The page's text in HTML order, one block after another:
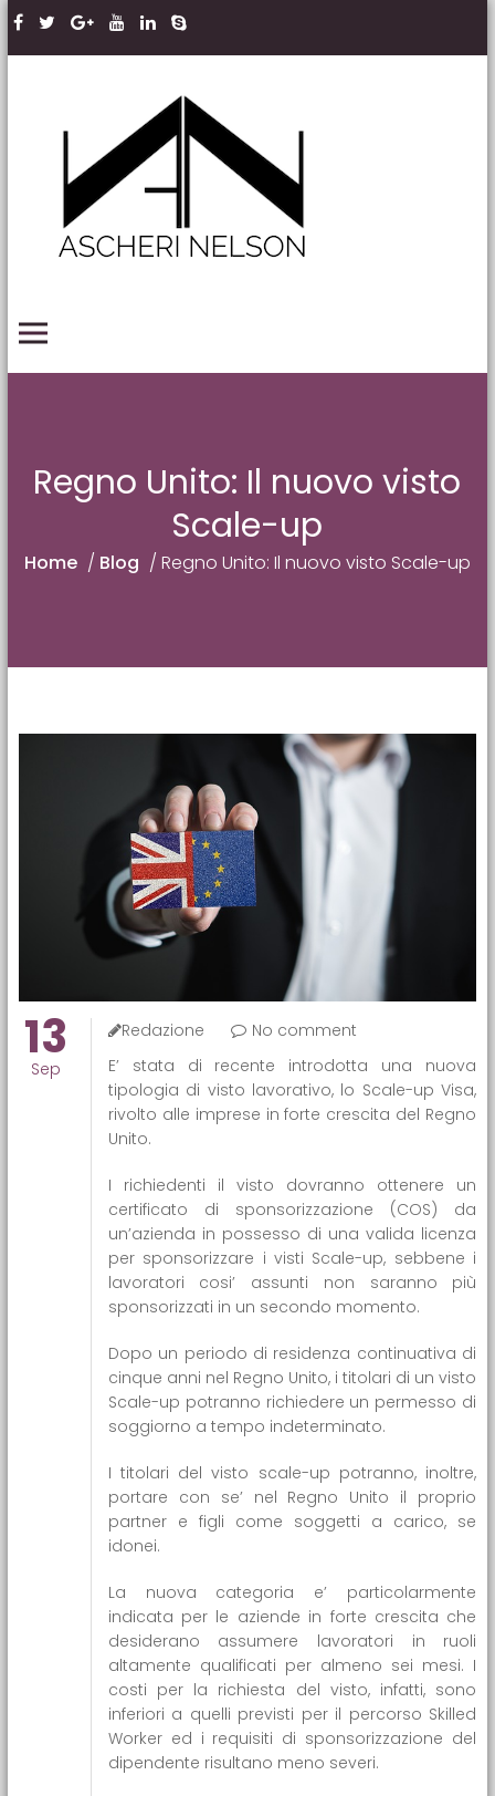
Skip to content
Regno Unito: Il nuovo visto
Scale-up
Home / Blog / Regno Unito: Il nuovo visto Scale-up
13
Sep
Redazione
No comment
E’ stata di recente introdotta una nuova
tipologia di visto lavorativo, lo Scale-up Visa,
rivolto alle imprese in forte crescita del Regno
Unito.
I richiedenti il visto dovranno ottenere un
certificato di sponsorizzazione (COS) da
un’azienda in possesso di una valida licenza
per sponsorizzare i visti Scale-up, sebbene i
lavoratori cosi’ assunti non saranno più
sponsorizzati in un secondo momento.
Dopo un periodo di residenza continuativa di
cinque anni nel Regno Unito, i titolari di un visto
Scale-up potranno richiedere un permesso di
soggiorno a tempo indeterminato.
I titolari del visto scale-up potranno, inoltre,
portare con se’ nel Regno Unito il proprio
partner e figli come soggetti a carico, se
idonei.
La nuova categoria e’ particolarmente
indicata per le aziende in forte crescita che
desiderano assumere lavoratori in ruoli
altamente qualificati per almeno sei mesi. I
costi per la richiesta del visto, infatti, sono
inferiori a quelli previsti per il percorso Skilled
Worker ed i requisiti di sponsorizzazione del
dipendente risultano meno severi.